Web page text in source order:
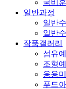
국비
일반과정
일반
일반
작품갤러리
섬유
조형
응용
푸드